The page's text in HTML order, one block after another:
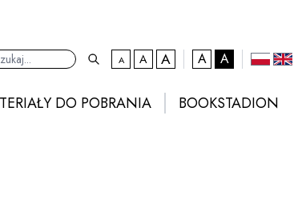
Adomyślna czcionka
Awiększa czcionka
Anajwiększa czcionka
A kontrast domyślny
A polski
DO POBRANIA
BOOKSTADION